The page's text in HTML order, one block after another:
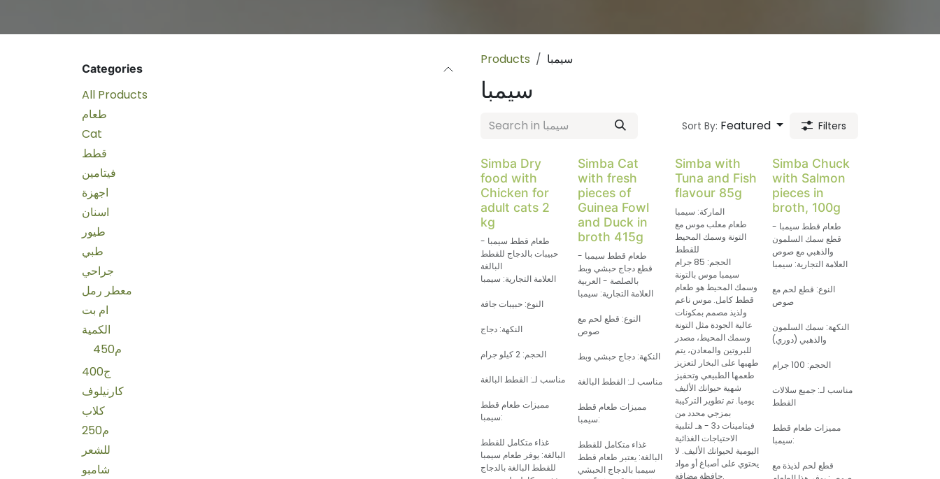
Categories
All Products
طعام
Cat
قطط
فيتامين
اجهزة
اسنان
طيور
طبي
جراحي
معطر رمل
ام بت
الكمية
450م
400ج
كارنيلوف
كلاب
250م
للشعر
شامبو
Products سيمبا
سيمبا
Sort By: Featured Filters
Simba Dry
food with
Chicken for
adult cats 2
kg
طعام قطط سيمبا -
حبيبات بالدجاج للقطط
العلامة التجارية: سيمبا
النوع: حبيبات جافة
النكهة: دجاج
الحجم: 2 كيلو جرام
مناسب لـ: القطط البالغة
مميزات طعام قطط
سيمبا:
غذاء متكامل للقطط
البالغة: يوفر طعام سيمبا
للقطط البالغة بالدجاج
Simba Cat
with fresh
pieces of
Guinea Fowl
and Duck in
broth 415g
طعام قطط سيمبا -
قطع دجاج حبشي وبط
بالصلصة - العربية
العلامة التجارية: سيمبا
النوع: قطع لحم مع
صوص
النكهة: دجاج حبشي وبط
مناسب لـ: القطط البالغة
مميزات طعام قطط
سيمبا:
غذاء متكامل للقطط
البالغة: يعتبر طعام قطط
سيمبا بالدجاج الحبشي
Simba with
Tuna and Fish
flavour 85g
الماركة: سيمبا
طعام معلب موس مع
التونة وسمك المحيط
للقطط
الحجم: 85 جرام
سيمبا موس بالتونة
وسمك المحيط هو طعام
قطط كامل. موس ناعم
ولذيذ مصمم بمكونات
عالية الجودة مثل التونة
وسمك المحيط، مصدر
للبروتين والمعادن، يتم
طهيها على البخار لتعزيز
طعمها الطبيعي وتحفيز
شهية حيوانك الأليف
يوميا. تم تطوير التركيبة
بمزجي محدد من
فيتامينات د3 - هـ لتلبية
الاحتياجات الغذائية
اليومية لحيوانك الأليف. لا
يحتوي على أصباغ أو مواد
حافظة مضافة.
Simba Chuck
with Salmon
pieces in
broth, 100g
طعام قطط سيمبا -
قطع سمك السلمون
العلامة التجارية: سيمبا
النوع: قطع لحم مع
صوص
النكهة: سمك السلمون
والذهبي (دوري)
الحجم: 100 جرام
مناسب لـ: جميع سلالات
القطط
مميزات طعام قطط
سيمبا:
قطع لحم لذيذة مع